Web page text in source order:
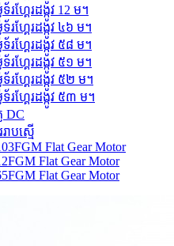
រហ្គែរដង្កូវ 12 ម។
រហ្គែរដង្កូវ ៤៦ ម។
រហ្គែរដង្កូវ ៥៨ ម។
រហ្គែរដង្កូវ ៥១ ម។
រហ្គែរដង្កូវ ៥២ ម។
រហ្គែរដង្កូវ ៥៣ ម។
DC
ាបស្មើ
Flat Gear Motor
Flat Gear Motor
Flat Gear Motor